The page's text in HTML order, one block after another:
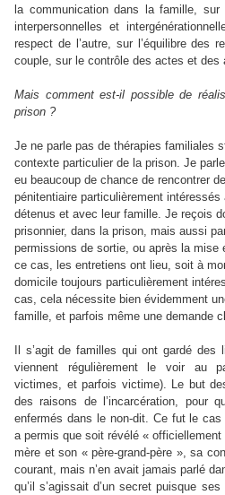
la communication dans la famille,
interpersonnelles et
respect de l’autre, sur l’équilibre des
couple, sur le contrôle des actes et des
Mais comment est-il possible de
prison ?
Je ne parle pas de thérapies familiales
contexte particulier de la prison. Je
eu beaucoup de chance de rencontrer
pénitentiaire particulièrement
détenus et avec leur famille. Je reçois
prisonnier, dans la prison, mais aussi
permissions de sortie, ou après la mise
ce cas, les entretiens ont lieu, soit à
domicile toujours particulièrement
cas, cela nécessite bien évidemment
famille, et parfois même une demande
Il s’agit de familles qui ont gardé des
viennent régulièrement le voir au
victimes, et parfois victime). Le but
des raisons de l’incarcération, pour
enfermés dans le non-dit. Ce fut le cas
a permis que soit révélé «
mère et son « père-grand-père », sa
courant, mais n’en avait jamais parlé
qu’il s’agissait d’un secret puisque